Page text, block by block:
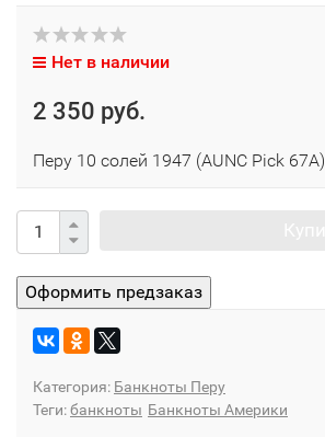
Нет в наличии
2 350 руб.
Перу 10 солей 1947 (AUNC Pick 67A)
Категория: Банкноты Перу
Теги:банкноты Банкноты Америки